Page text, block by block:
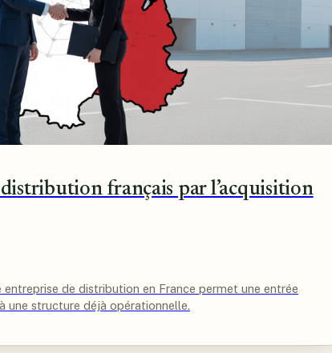
français par l’acquisition
de distribution en France permet une entrée
une structure déjà opérationnelle.